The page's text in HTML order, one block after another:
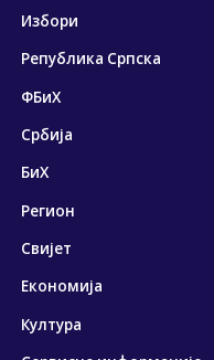
Избори
Република Српска
ФБиХ
Србија
БиХ
Регион
Свијет
Економија
Култура